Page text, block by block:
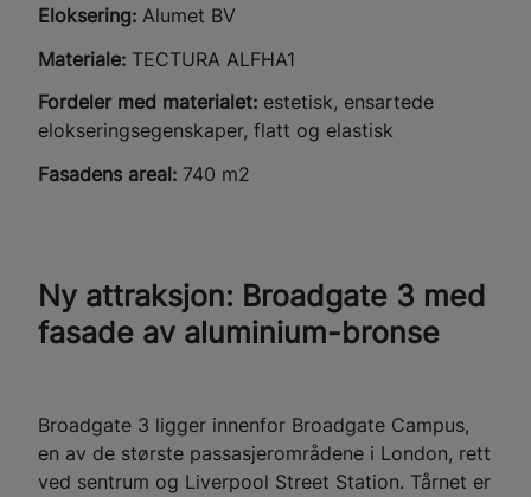
Eloksering: Alumet BV
Materiale: TECTURA ALFHA1
Fordeler med materialet: estetisk, ensartede
elokseringsegenskaper, flatt og elastisk
Fasadens areal: 740 m2
Ny attraksjon: Broadgate 3 med
fasade av aluminium-bronse
Broadgate 3 ligger innenfor Broadgate Campus,
en av de største passasjerområdene i London, rett
ved sentrum og Liverpool Street Station. Tårnet er